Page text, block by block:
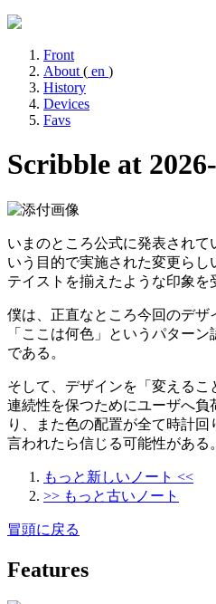
Front
About ( en )
History
Devices
Favs
Scribble at
いまのところ公式に発表されて
いう目的で実施された変更ら
テイストを揃えたような印象を
僕は、正直なところ今回のデ
「ここは何色」というパター
である。
そして、デザインを「変える
連続性を保つためにユーザへ負
り、また色の配置が全て時計
言われたら信じる可能性がある
もっと新しいノート <<
>> もっと古いノート
冒頭に戻る
Features